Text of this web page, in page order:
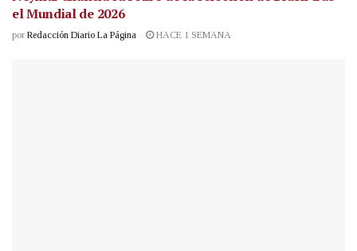
el Mundial de 2026
por Redacción Diario La Página HACE 1 SEMANA